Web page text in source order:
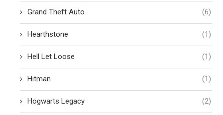
Grand Theft Auto (6)
Hearthstone (1)
Hell Let Loose (1)
Hitman (1)
Hogwarts Legacy (2)